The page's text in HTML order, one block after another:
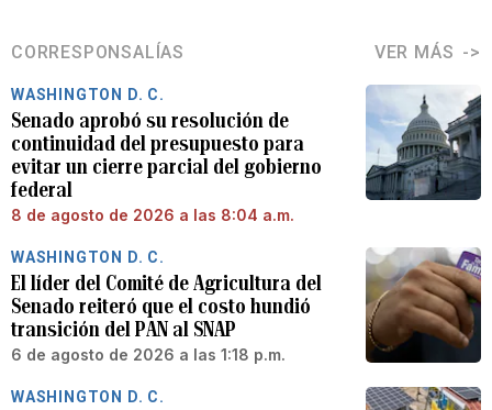
CORRESPONSALÍAS VER MÁS
WASHINGTON D. C.
Senado aprobó su resolución de
continuidad del presupuesto para
evitar un cierre parcial del gobierno
federal
8 de agosto de 2026 a las 8:04 a.m.
WASHINGTON D. C.
El líder del Comité de Agricultura del
Senado reiteró que el costo hundió
transición del PAN al SNAP
6 de agosto de 2026 a las 1:18 p.m.
WASHINGTON D. C.